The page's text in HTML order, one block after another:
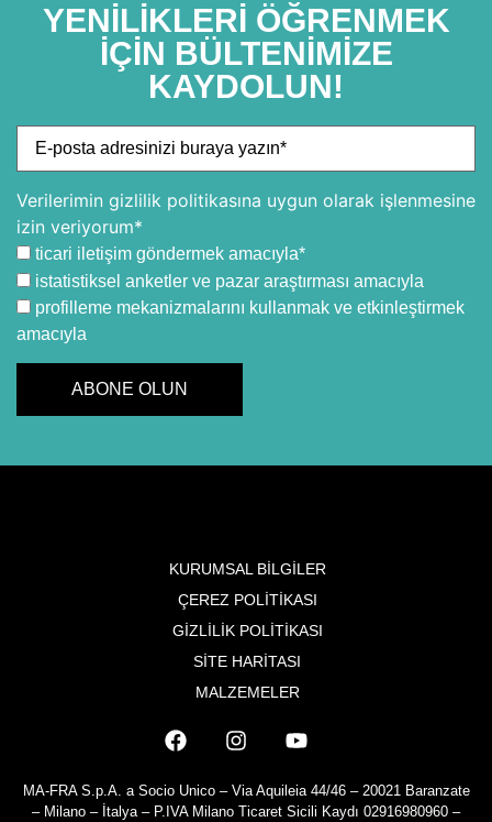
YENILIKLERI ÖĞRENMEK
IÇIN BÜLTENIMIZE
KAYDOLUN!
Verilerimin gizlilik politikasına uygun olarak işlenmesine
izin veriyorum*
ticari iletişim göndermek amacıyla*
istatistiksel anketler ve pazar araştırması amacıyla
profilleme mekanizmalarını kullanmak ve etkinleştirmek
amacıyla
KURUMSAL BILGILER
ÇEREZ POLITIKASI
GIZLILIK POLITIKASI
SITE HARITASI
MALZEMELER
MA-FRA S.p.A. a Socio Unico – Via Aquileia 44/46 – 20021 Baranzate
– Milano – İtalya – P.IVA Milano Ticaret Sicili Kaydı 02916980960 –